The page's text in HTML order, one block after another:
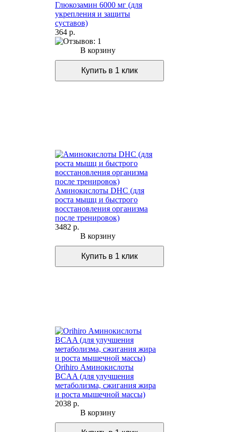
Глюкозамин 6000 мг (для
укрепления и защиты
суставов)
364 р.
В корзину
Аминокислоты DHC (для
роста мышц и быстрого
восстановления организма
после тренировок)
3482 р.
В корзину
Orihiro Аминокислоты
BCAA (для улучшения
метаболизма, сжигания жира
и роста мышечной массы)
2038 р.
В корзину